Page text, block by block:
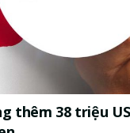
thêm 38 triệu